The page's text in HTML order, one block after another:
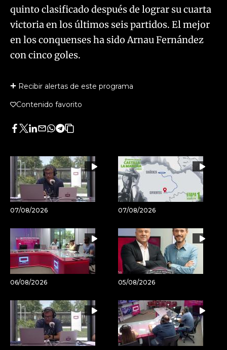
quinto clasificado después de lograr su cuarta
victoria en los últimos seis partidos. El mejor
en los conquenses ha sido Arnau Fernández
con cinco goles.
Recibir alertas de este programa
Contenido favorito
Facebook
Twitter
LinkedIn
Enviar
Whatsapp
Telegram
Copiar
artículo
07/08/2026 07/08/2026
06/08/2026 05/08/2026